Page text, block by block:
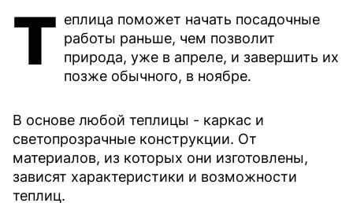
Т еплица поможет начать посадочные
работы раньше, чем позволит
природа, уже в апреле, и завершить их
позже обычного, в ноябре.
В основе любой теплицы - каркас и
светопрозрачные конструкции. От
материалов, из которых они изготовлены,
зависят характеристики и возможности
теплиц.